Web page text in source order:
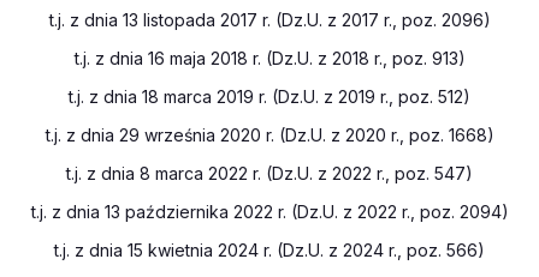
t.j. z dnia 13 listopada 2017 r. (Dz.U. z 2017 r., poz. 2096)
t.j. z dnia 16 maja 2018 r. (Dz.U. z 2018 r., poz. 913)
t.j. z dnia 18 marca 2019 r. (Dz.U. z 2019 r., poz. 512)
t.j. z dnia 29 września 2020 r. (Dz.U. z 2020 r., poz. 1668)
t.j. z dnia 8 marca 2022 r. (Dz.U. z 2022 r., poz. 547)
t.j. z dnia 13 października 2022 r. (Dz.U. z 2022 r., poz. 2094)
t.j. z dnia 15 kwietnia 2024 r. (Dz.U. z 2024 r., poz. 566)